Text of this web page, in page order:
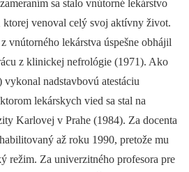
sa stalo vnútorné lekárstvo
ktorej venoval celý svoj aktívny život.
vnútorného lekárstva úspešne obhájil
z klinickej nefrológie (1971). Ako
nadstavbovú atestáciu
lekárskych vied sa stal na
Karlovej v Prahe (1984). Za docenta
až roku 1990, pretože mu
režim. Za univerzitného profesora pre